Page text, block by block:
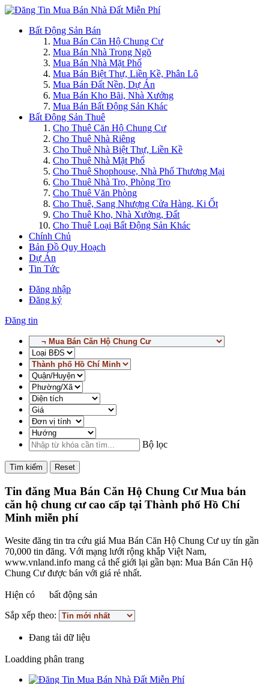
Bất Động Sản Bán
Mua Bán Căn Hộ Chung Cư
Mua Bán Nhà Trong Ngõ
Mua Bán Nhà Mặt Phố
Mua Bán Biệt Thự, Liền Kề, Phân Lô
Mua Bán Đất Nền, Dự Án
Mua Bán Kho Bãi, Nhà Xưởng
Mua Bán Bất Động Sản Khác
Bất Động Sản Thuê
Cho Thuê Căn Hộ Chung Cư
Cho Thuê Nhà Riêng
Cho Thuê Nhà Biệt Thự, Liền Kề
Cho Thuê Nhà Mặt Phố
Cho Thuê Shophouse, Nhà Phố Thương Mại
Cho Thuê Nhà Trọ, Phòng Trọ
Cho Thuê Văn Phòng
Cho Thuê, Sang Nhượng Cửa Hàng, Ki Ốt
Cho Thuê Kho, Nhà Xưởng, Đất
Cho Thuê Loại Bất Động Sản Khác
Chính Chủ
Bản Đồ Quy Hoạch
Dự Án
Tin Tức
Đăng nhập
Đăng ký
Đăng tin
Bộ lọc
Tìm kiếm Reset
Tin đăng Mua Bán Căn Hộ Chung Cư Mua bán
căn hộ chung cư cao cấp tại Thành phố Hồ Chí
Minh miễn phí
Wesite đăng tin tra cứu giá Mua Bán Căn Hộ Chung Cư uy tín gần
70,000 tin đăng. Với mạng lưới rộng khắp Việt Nam,
www.vnland.info mang cả thế giới lại gần bạn: Mua Bán Căn Hộ
Chung Cư được bán với giá rẻ nhất.
Hiện có
bất động sản
Sắp xếp theo:
Đang tải dữ liệu
Loadding phân trang